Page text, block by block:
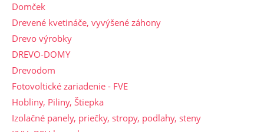
Domček
Drevené kvetináče, vyvýšené záhony
Drevo výrobky
DREVO-DOMY
Drevodom
Fotovoltické zariadenie - FVE
Hobliny, Piliny, Štiepka
Izolačné panely, priečky, stropy, podlahy, steny